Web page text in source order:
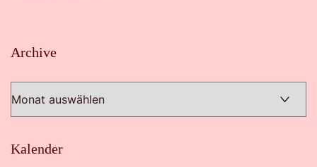
Archive
Kalender